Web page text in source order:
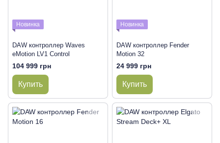
Новинка
DAW контроллер Waves
eMotion LV1 Control
104 999 грн
Купить
Новинка
DAW контроллер Fender
Motion 32
24 999 грн
Купить